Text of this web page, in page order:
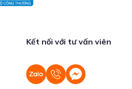
Kết nối với tư vấn viên